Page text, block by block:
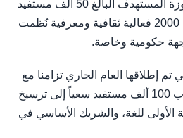
من 75 ألف مستفيد، متجاوزة المستهدف البالغ 50 ألف مستفيد
في أقل من عام، من خلال 2000 فعالية ثقافية ومعرفية نُظمت
تم إطلاقها العام الجاري تزامنا مع
"عام الأسرة"، إلى استقطاب 100 ألف مستفيد سعياً إلى ترسيخ
الأولى للغة، والشريك الأساسي في